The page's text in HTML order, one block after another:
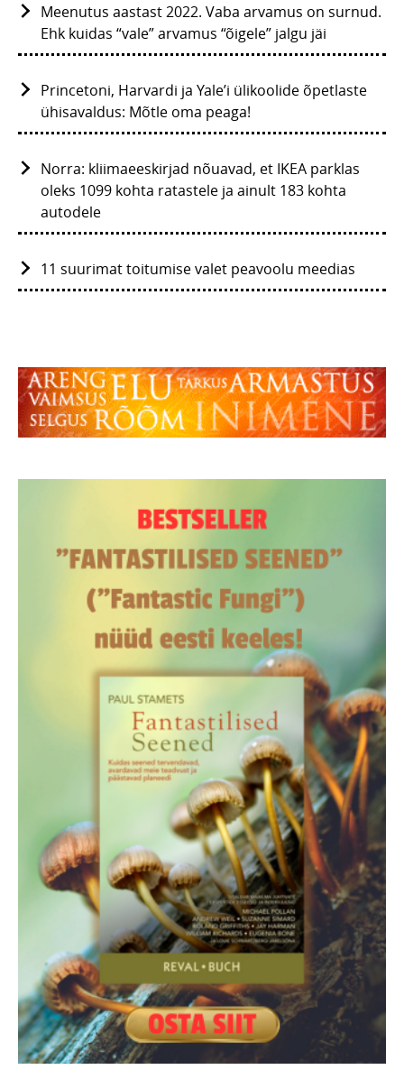
Meenutus aastast 2022. Vaba arvamus on surnud.
Ehk kuidas “vale” arvamus “õigele” jalgu jäi
Princetoni, Harvardi ja Yale’i ülikoolide õpetlaste
ühisavaldus: Mõtle oma peaga!
Norra: kliimaeeskirjad nõuavad, et IKEA parklas
oleks 1099 kohta ratastele ja ainult 183 kohta
autodele
11 suurimat toitumise valet peavoolu meedias